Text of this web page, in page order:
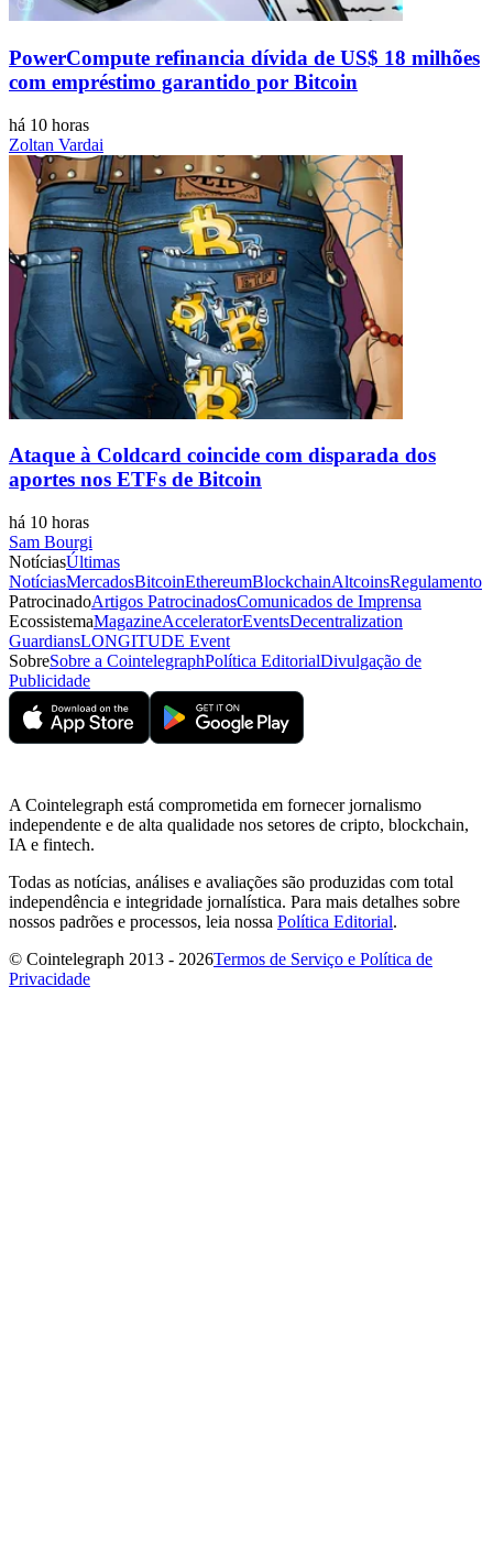
PowerCompute refinancia dívida de US$ 18 milhões
com empréstimo garantido por Bitcoin
há 10 horas
Zoltan Vardai
Ataque à Coldcard coincide com disparada dos
aportes nos ETFs de Bitcoin
há 10 horas
Sam Bourgi
NotíciasÚltimas
NotíciasMercadosBitcoinEthereumBlockchainAltcoinsRegulamento
PatrocinadoArtigos PatrocinadosComunicados de Imprensa
EcossistemaMagazineAcceleratorEventsDecentralization
GuardiansLONGITUDE Event
SobreSobre a CointelegraphPolítica EditorialDivulgação de
Publicidade
A Cointelegraph está comprometida em fornecer jornalismo
independente e de alta qualidade nos setores de cripto, blockchain,
IA e fintech.
Todas as notícias, análises e avaliações são produzidas com total
independência e integridade jornalística. Para mais detalhes sobre
nossos padrões e processos, leia nossa Política Editorial.
© Cointelegraph 2013 - 2026Termos de Serviço e Política de
Privacidade